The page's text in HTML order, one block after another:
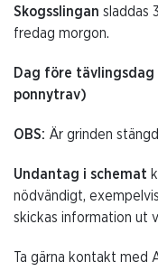
Skogsslingan sladdas
fredag morgon.
Dag före
ponnytrav)
OBS: Är grinden
Undantag i schemat
nödvändigt,
skickas information ut
Ta gärna kontakt